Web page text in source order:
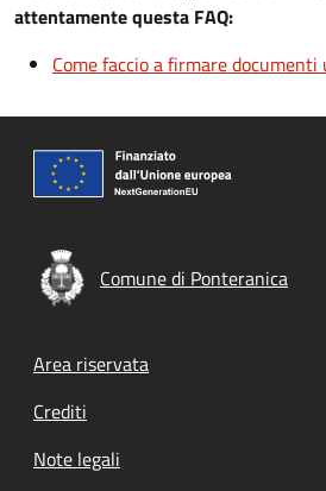
attentamente questa FAQ:
Come faccio a firmare
Comune di Ponteranica
Footer menu
Area riservata
Crediti
Note legali